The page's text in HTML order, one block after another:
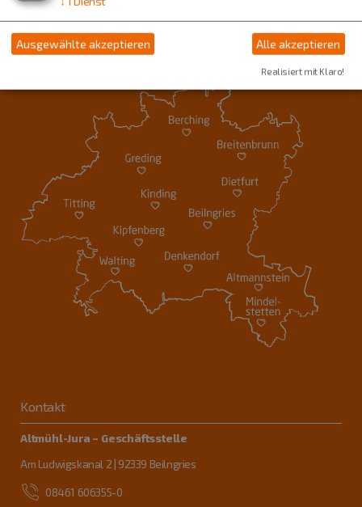
Kontakt
Altmühl-Jura – Geschäftsstelle
Am Ludwigskanal 2 | 92339 Beilngries
08461 606355-0
Ausgewählte akzeptieren Alle akzeptieren
Realisiert mit Klaro!